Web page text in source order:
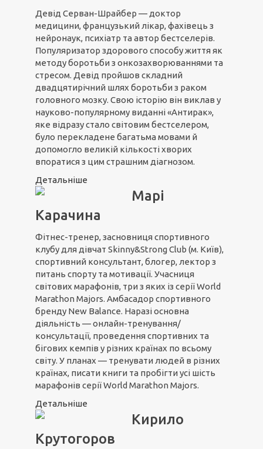
Девід Серван-Шрайбер — доктор
медицини, французький лікар, фахівець з
нейронаук, психіатр та автор бестселерів.
Популяризатор здорового способу життя як
методу боротьби з онкозахворюваннями та
стресом. Девід пройшов складний
двадцятирічний шлях боротьби з раком
головного мозку. Свою історію він виклав у
науково-популярному виданні «Антирак»,
яке відразу стало світовим бестселером,
було перекладене багатьма мовами й
допомогло великій кількості хворих
впоратися з цим страшним діагнозом.
Детальніше
Марі
Карачина
Фітнес-тренер, засновниця спортивного
клубу для дівчат Skinny&Strong Club (м. Київ),
спортивний консультант, блогер, лектор з
питань спорту та мотивації. Учасниця
світових марафонів, три з яких із серії World
Marathon Majors. Амбасадор спортивного
бренду New Balance. Наразі основна
діяльність — онлайн-тренування/
консультації, проведення спортивних та
бігових кемпів у різних країнах по всьому
світу. У планах — тренувати людей в різних
країнах, писати книги та пробігти усі шість
марафонів серії World Marathon Majors.
Детальніше
Кирило
Крутогоров